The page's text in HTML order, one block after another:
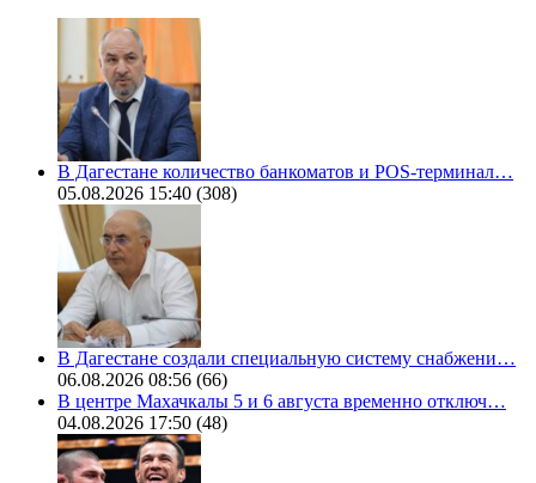
В Дагестане количество банкоматов и POS-терминал…
05.08.2026 15:40 (308)
В Дагестане создали специальную систему снабжени…
06.08.2026 08:56 (66)
В центре Махачкалы 5 и 6 августа временно отключ…
04.08.2026 17:50 (48)